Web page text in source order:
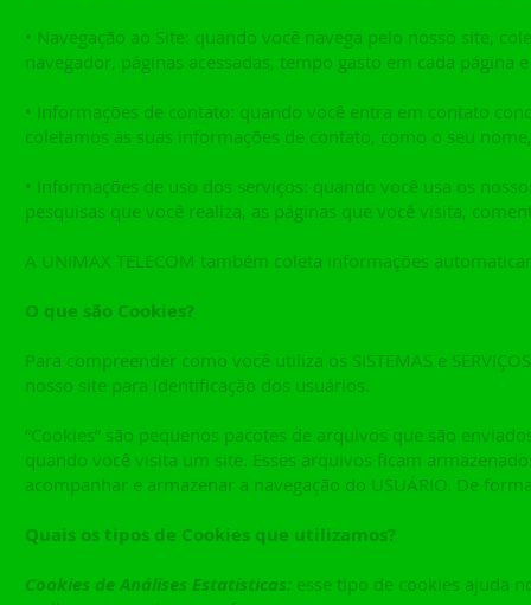
• Navegação ao Site: quando você navega pelo nosso site,
navegador, páginas acessadas, tempo gasto em cada página
• Informações de contato: quando você entra em contato
coletamos as suas informações de contato, como o seu
• Informações de uso dos serviços: quando você usa os
pesquisas que você realiza, as páginas que você visita,
A UNIMAX TELECOM também coleta informações
O que são Cookies?
Para compreender como você utiliza os SISTEMAS e
nosso site para identificação dos usuários.
“Cookies” são pequenos pacotes de arquivos que são
quando você visita um site. Esses arquivos ficam
acompanhar e armazenar a navegação do USUÁRIO. De
Quais os tipos de Cookies que utilizamos?
Cookies de Análises Estatísticas: esse tipo de cookies ajuda